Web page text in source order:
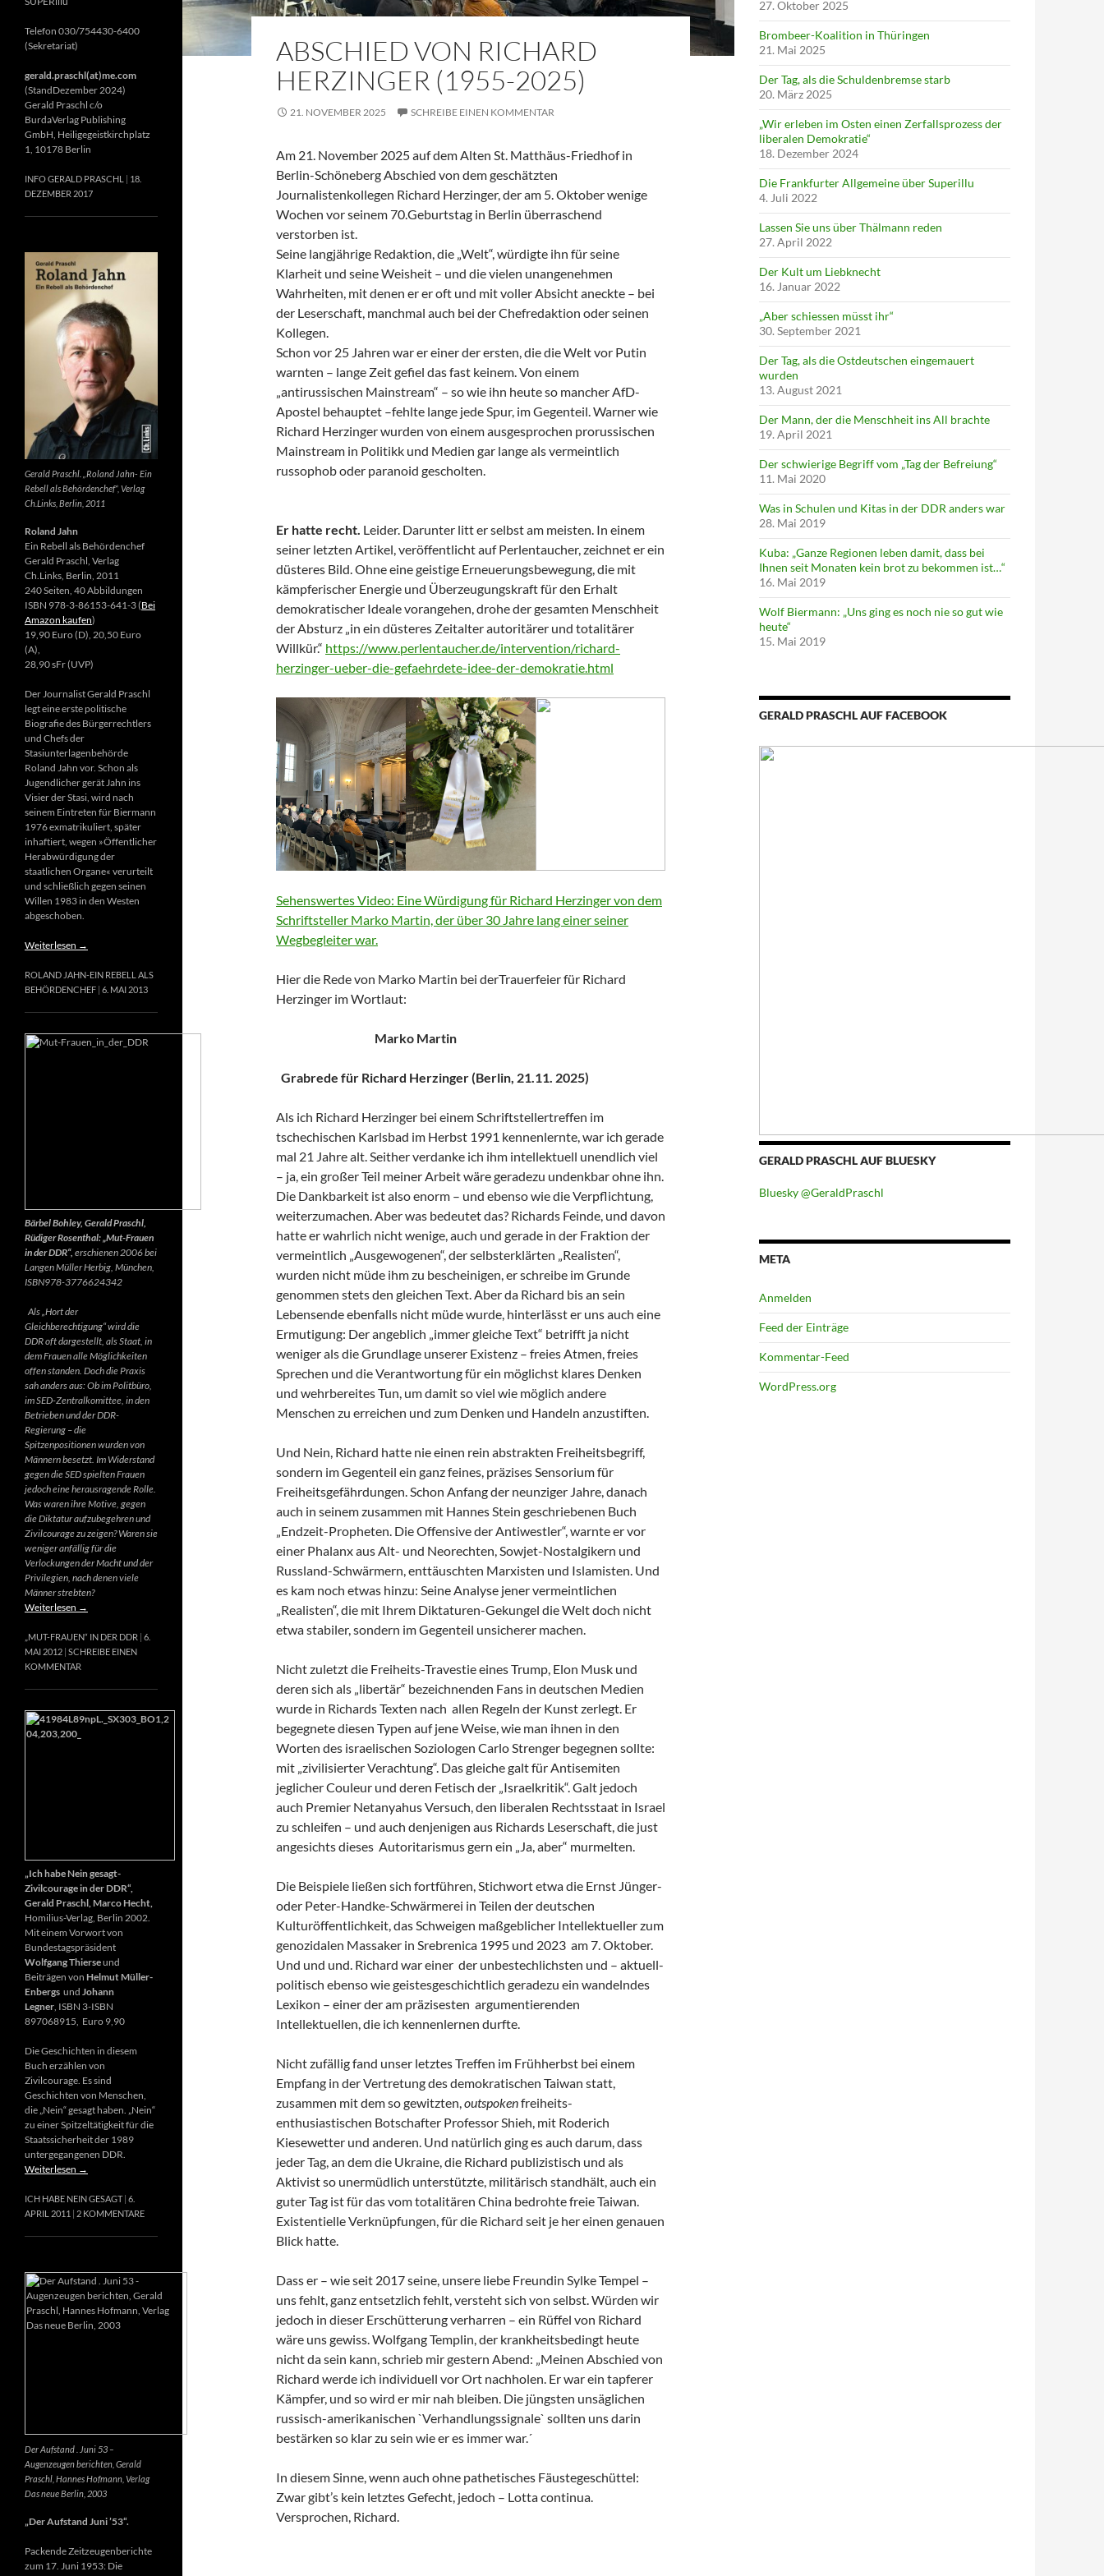
ABSCHIED VON RICHARD
HERZINGER (1955-2025)
21. NOVEMBER 2025 SCHREIBE EINEN KOMMENTAR
Am 21. November 2025 auf dem Alten St. Matthäus-Friedhof in
Berlin-Schöneberg Abschied von dem geschätzten
Journalistenkollegen Richard Herzinger, der am 5. Oktober wenige
Wochen vor seinem 70.Geburtstag in Berlin überraschend
verstorben ist.
Seine langjährige Redaktion, die „Welt“, würdigte ihn für seine
Klarheit und seine Weisheit – und die vielen unangenehmen
Wahrheiten, mit denen er er oft und mit voller Absicht aneckte – bei
der Leserschaft, manchmal auch bei der Chefredaktion oder seinen
Kollegen.
Schon vor 25 Jahren war er einer der ersten, die die Welt vor Putin
warnten – lange Zeit gefiel das fast keinem. Von einem
„antirussischen Mainstream“ – so wie ihn heute so mancher AfD-
Apostel behauptet –fehlte lange jede Spur, im Gegenteil. Warner wie
Richard Herzinger wurden von einem ausgesprochen prorussischen
Mainstream in Politikk und Medien gar lange als vermeintlich
russophob oder paranoid gescholten.
Er hatte recht. Leider. Darunter litt er selbst am meisten. In einem
seiner letzten Artikel, veröffentlicht auf Perlentaucher, zeichnet er ein
düsteres Bild. Ohne eine geistige Erneuerungsbewegung, die mit
kämpferischer Energie und Überzeugungskraft für den Erhalt
demokratischer Ideale vorangehen, drohe der gesamten Menschheit
der Absturz „in ein düsteres Zeitalter autoritärer und totalitärer
Willkür.“ https://www.perlentaucher.de/intervention/richard-
herzinger-ueber-die-gefaehrdete-idee-der-demokratie.html
Sehenswertes Video: Eine Würdigung für Richard Herzinger von dem
Schriftsteller Marko Martin, der über 30 Jahre lang einer seiner
Wegbegleiter war.
Hier die Rede von Marko Martin bei derTrauerfeier für Richard
Herzinger im Wortlaut:
Marko Martin
Grabrede für Richard Herzinger (Berlin, 21.11. 2025)
Als ich Richard Herzinger bei einem Schriftstellertreffen im
tschechischen Karlsbad im Herbst 1991 kennenlernte, war ich gerade
mal 21 Jahre alt. Seither verdanke ich ihm intellektuell unendlich viel
– ja, ein großer Teil meiner Arbeit wäre geradezu undenkbar ohne ihn.
Die Dankbarkeit ist also enorm – und ebenso wie die Verpflichtung,
weiterzumachen. Aber was bedeutet das? Richards Feinde, und davon
hatte er wahrlich nicht wenige, auch und gerade in der Fraktion der
vermeintlich „Ausgewogenen“, der selbsterklärten „Realisten“,
wurden nicht müde ihm zu bescheinigen, er schreibe im Grunde
genommen stets den gleichen Text. Aber da Richard bis an sein
Lebensende ebenfalls nicht müde wurde, hinterlässt er uns auch eine
Ermutigung: Der angeblich „immer gleiche Text“ betrifft ja nicht
weniger als die Grundlage unserer Existenz – freies Atmen, freies
Sprechen und die Verantwortung für ein möglichst klares Denken
und wehrbereites Tun, um damit so viel wie möglich andere
Menschen zu erreichen und zum Denken und Handeln anzustiften.
Und Nein, Richard hatte nie einen rein abstrakten Freiheitsbegriff,
sondern im Gegenteil ein ganz feines, präzises Sensorium für
Freiheitsgefährdungen. Schon Anfang der neunziger Jahre, danach
auch in seinem zusammen mit Hannes Stein geschriebenen Buch
„Endzeit-Propheten. Die Offensive der Antiwestler“, warnte er vor
einer Phalanx aus Alt- und Neorechten, Sowjet-Nostalgikern und
Russland-Schwärmern, enttäuschten Marxisten und Islamisten. Und
es kam noch etwas hinzu: Seine Analyse jener vermeintlichen
„Realisten“, die mit Ihrem Diktaturen-Gekungel die Welt doch nicht
etwa stabiler, sondern im Gegenteil unsicherer machen.
Nicht zuletzt die Freiheits-Travestie eines Trump, Elon Musk und
deren sich als „libertär“ bezeichnenden Fans in deutschen Medien
wurde in Richards Texten nach allen Regeln der Kunst zerlegt. Er
begegnete diesen Typen auf jene Weise, wie man ihnen in den
Worten des israelischen Soziologen Carlo Strenger begegnen sollte:
mit „zivilisierter Verachtung“. Das gleiche galt für Antisemiten
jeglicher Couleur und deren Fetisch der „Israelkritik“. Galt jedoch
auch Premier Netanyahus Versuch, den liberalen Rechtsstaat in Israel
zu schleifen – und auch denjenigen aus Richards Leserschaft, die just
angesichts dieses Autoritarismus gern ein „Ja, aber“ murmelten.
Die Beispiele ließen sich fortführen, Stichwort etwa die Ernst Jünger-
oder Peter-Handke-Schwärmerei in Teilen der deutschen
Kulturöffentlichkeit, das Schweigen maßgeblicher Intellektueller zum
genozidalen Massaker in Srebrenica 1995 und 2023 am 7. Oktober.
Und und und. Richard war einer der unbestechlichsten und – aktuell-
politisch ebenso wie geistesgeschichtlich geradezu ein wandelndes
Lexikon – einer der am präzisesten argumentierenden
Intellektuellen, die ich kennenlernen durfte.
Nicht zufällig fand unser letztes Treffen im Frühherbst bei einem
Empfang in der Vertretung des demokratischen Taiwan statt,
zusammen mit dem so gewitzten, outspokenfreiheits-
enthusiastischen Botschafter Professor Shieh, mit Roderich
Kiesewetter und anderen. Und natürlich ging es auch darum, dass
jeder Tag, an dem die Ukraine, die Richard publizistisch und als
Aktivist so unermüdlich unterstützte, militärisch standhält, auch ein
guter Tag ist für das vom totalitären China bedrohte freie Taiwan.
Existentielle Verknüpfungen, für die Richard seit je her einen genauen
Blick hatte.
Dass er – wie seit 2017 seine, unsere liebe Freundin Sylke Tempel –
uns fehlt, ganz entsetzlich fehlt, versteht sich von selbst. Würden wir
jedoch in dieser Erschütterung verharren – ein Rüffel von Richard
wäre uns gewiss. Wolfgang Templin, der krankheitsbedingt heute
nicht da sein kann, schrieb mir gestern Abend: „Meinen Abschied von
Richard werde ich individuell vor Ort nachholen. Er war ein tapferer
Kämpfer, und so wird er mir nah bleiben. Die jüngsten unsäglichen
russisch-amerikanischen `Verhandlungssignale` sollten uns darin
bestärken so klar zu sein wie er es immer war.´
In diesem Sinne, wenn auch ohne pathetisches Fäustegeschüttel:
Zwar gibt’s kein letztes Gefecht, jedoch – Lotta continua.
Versprochen, Richard.
27. Oktober 2025
Brombeer-Koalition in Thüringen
21. Mai 2025
Der Tag, als die Schuldenbremse starb
20. März 2025
„Wir erleben im Osten einen Zerfallsprozess der
liberalen Demokratie“
18. Dezember 2024
Die Frankfurter Allgemeine über Superillu
4. Juli 2022
Lassen Sie uns über Thälmann reden
27. April 2022
Der Kult um Liebknecht
16. Januar 2022
„Aber schiessen müsst ihr“
30. September 2021
Der Tag, als die Ostdeutschen eingemauert
wurden
13. August 2021
Der Mann, der die Menschheit ins All brachte
19. April 2021
Der schwierige Begriff vom „Tag der Befreiung“
11. Mai 2020
Was in Schulen und Kitas in der DDR anders war
28. Mai 2019
Kuba: „Ganze Regionen leben damit, dass bei
Ihnen seit Monaten kein brot zu bekommen ist…“
16. Mai 2019
Wolf Biermann: „Uns ging es noch nie so gut wie
heute“
15. Mai 2019
GERALD PRASCHL AUF FACEBOOK
GERALD PRASCHL AUF BLUESKY
Bluesky @GeraldPraschl
META
Anmelden
Feed der Einträge
Kommentar-Feed
WordPress.org
Telefon 030/754430-6400
(Sekretariat)
gerald.praschl(at)me.com
(StandDezember 2024)
Gerald Praschl c/o
BurdaVerlag Publishing
GmbH, Heiligegeistkirchplatz
1, 10178 Berlin
INFO GERALD PRASCHL
18.
DEZEMBER 2017
Gerald Praschl. „Roland Jahn- Ein
Rebell als Behördenchef“, Verlag
Ch.Links, Berlin, 2011
Roland Jahn
Ein Rebell als Behördenchef
Gerald Praschl, Verlag
Ch.Links, Berlin, 2011
240 Seiten, 40 Abbildungen
ISBN 978-3-86153-641-3 (Bei
Amazon kaufen)
19,90 Euro (D), 20,50 Euro
(A),
28,90 sFr (UVP)
Der Journalist Gerald Praschl
legt eine erste politische
Biografie des Bürgerrechtlers
und Chefs der
Stasiunterlagenbehörde
Roland Jahn vor. Schon als
Jugendlicher gerät Jahn ins
Visier der Stasi, wird nach
seinem Eintreten für Biermann
1976 exmatrikuliert, später
inhaftiert, wegen »Öffentlicher
Herabwürdigung der
staatlichen Organe« verurteilt
und schließlich gegen seinen
Willen 1983 in den Westen
abgeschoben.
Weiterlesen →
ROLAND JAHN-EIN REBELL ALS
BEHÖRDENCHEF 6. MAI 2013
Bärbel Bohley, Gerald Praschl,
Rüdiger Rosenthal: „Mut-Frauen
in der DDR“, erschienen 2006 bei
Langen Müller Herbig, München,
ISBN978-3776624342
Als „Hort der
Gleichberechtigung“ wird die
DDR oft dargestellt, als Staat, in
dem Frauen alle Möglichkeiten
offen standen. Doch die Praxis
sah anders aus: Ob im Politbüro,
im SED-Zentralkomittee, in den
Betrieben und der DDR-
Regierung – die
Spitzenpositionen wurden von
Männern besetzt. Im Widerstand
gegen die SED spielten Frauen
jedoch eine herausragende Rolle.
Was waren ihre Motive, gegen
die Diktatur aufzubegehren und
Zivilcourage zu zeigen? Waren sie
weniger anfällig für die
Verlockungen der Macht und der
Privilegien, nach denen viele
Männer strebten?
Weiterlesen →
„MUT-FRAUEN“ IN DER DDR 6.
MAI 2012 SCHREIBE EINEN
KOMMENTAR
„Ich habe Nein gesagt-
Zivilcourage in der DDR“,
Gerald Praschl, Marco Hecht,
Homilius-Verlag, Berlin 2002.
Mit einem Vorwort von
Bundestagspräsident
Wolfgang Thierseund
Beiträgen von Helmut Müller-
Enbergs und Johann
Legner , ISBN 3-ISBN
897068915, Euro 9,90
Die Geschichten in diesem
Buch erzählen von
Zivilcourage. Es sind
Geschichten von Menschen,
die „Nein“ gesagt haben. „Nein“
zu einer Spitzeltätigkeit für die
Staatssicherheit der 1989
untergegangenen DDR.
Weiterlesen →
ICH HABE NEIN GESAGT 6.
APRIL 2011
2 KOMMENTARE
Der Aufstand . Juni 53 –
Augenzeugen berichten, Gerald
Praschl, Hannes Hofmann, Verlag
Das neue Berlin, 2003
„Der Aufstand Juni ’53“.
Packende Zeitzeugenberichte
zum 17. Juni 1953: Die